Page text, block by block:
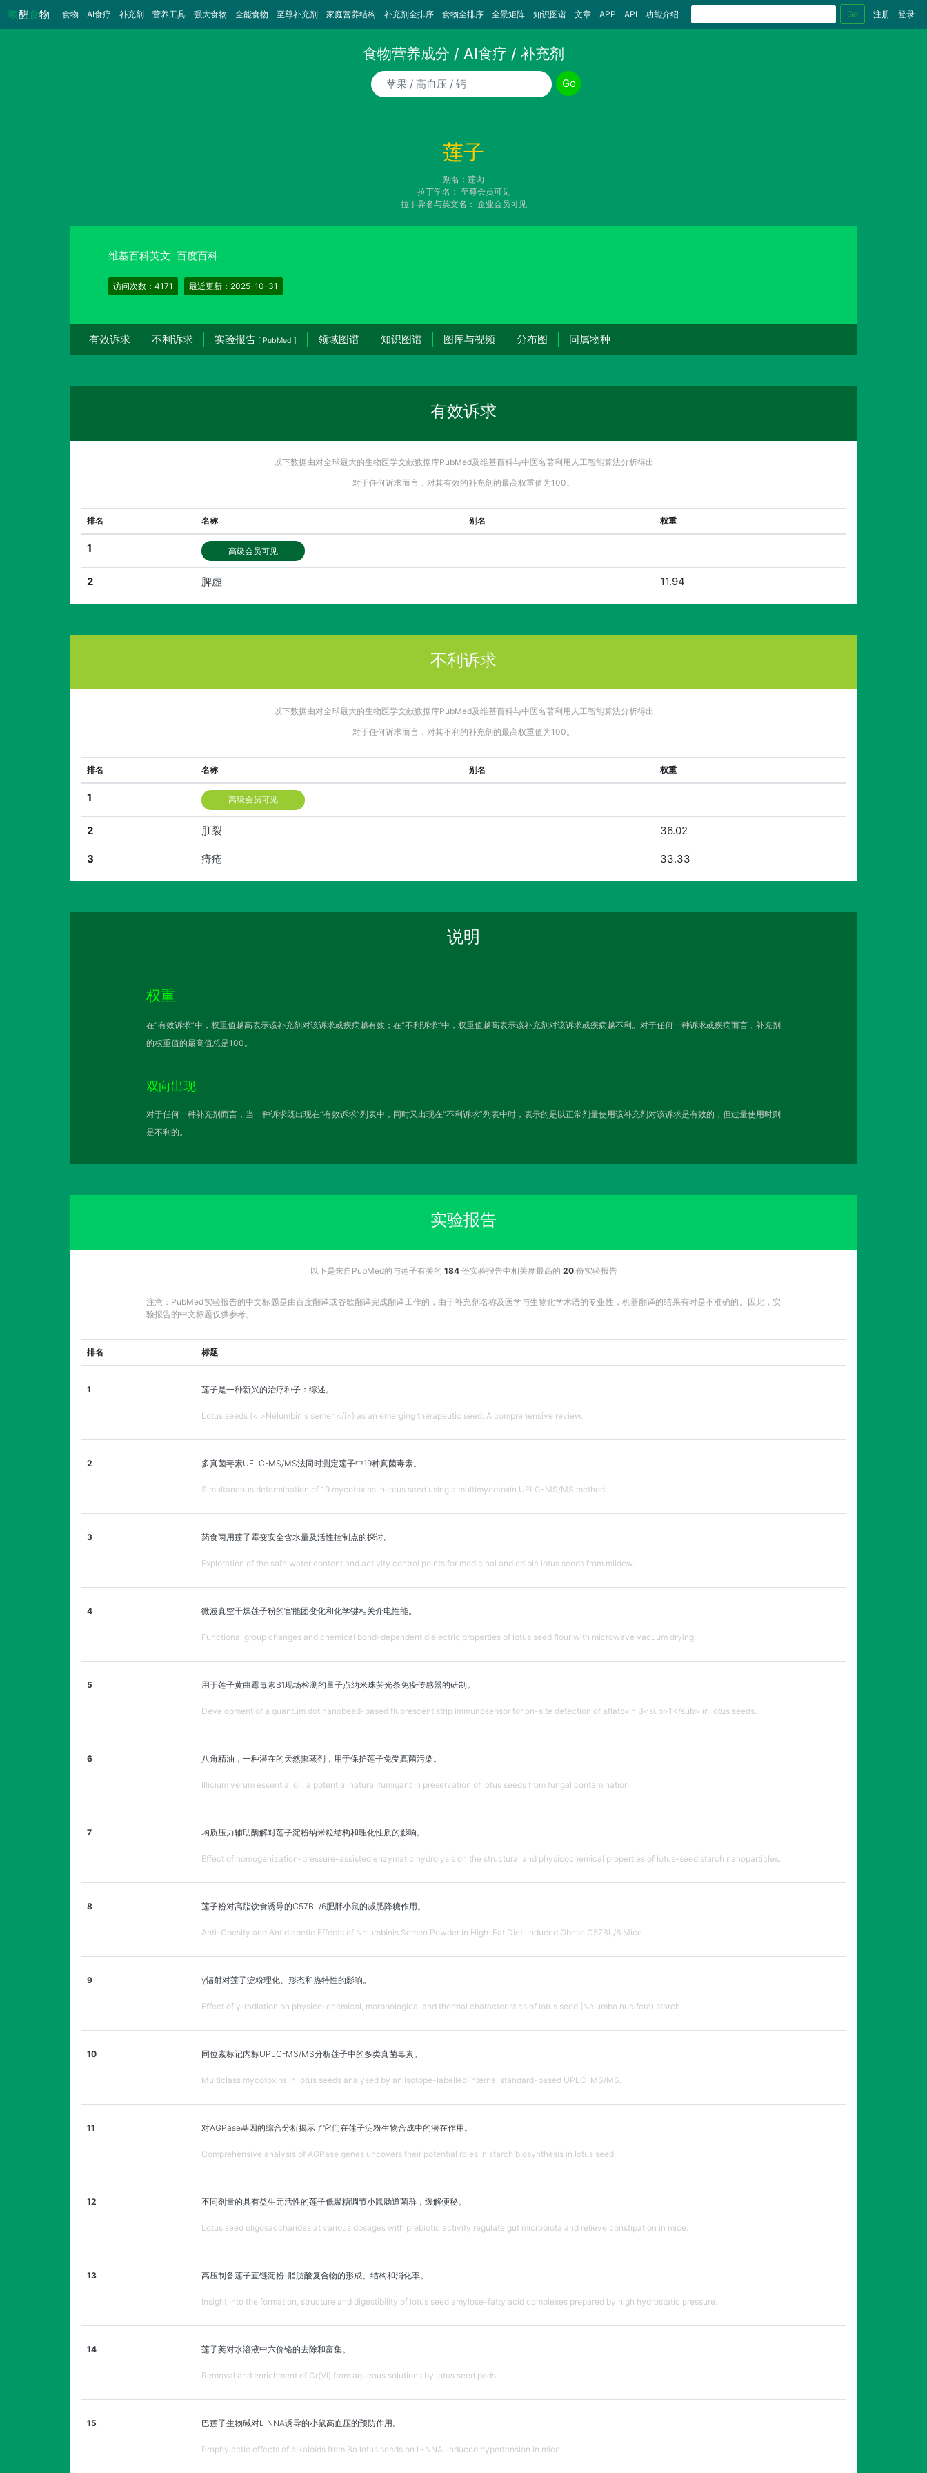
唤醒食物 食物 （当前）
AI食疗 补充剂 营养工具 强大食物 全能食物 至尊补充剂 家庭营养结构 补充剂全排序 食物全排序 全景矩阵 知识图谱 文章 APP API 功能介绍 Go 注册 登录
食物营养成分 / AI食疗 / 补充剂
食物/AI食疗诉求/补充剂名称
Go
莲子
别名：莲肉
拉丁学名： 至尊会员可见
拉丁异名与英文名： 企业会员可见
维基百科英文 百度百科
访问次数：4171 最近更新：2025-10-31
有效诉求 不利诉求 实验报告 [ PubMed ] 领域图谱 知识图谱 图库与视频 分布图 同属物种
有效诉求
以下数据由对全球最大的生物医学文献数据库PubMed及维基百科与中医名著利用人工智能算法分析得出
对于任何诉求而言，对其有效的补充剂的最高权重值为100。
排名 名称 别名 权重
1 高级会员可见
2 脾虚 11.94
不利诉求
以下数据由对全球最大的生物医学文献数据库PubMed及维基百科与中医名著利用人工智能算法分析得出
对于任何诉求而言，对其不利的补充剂的最高权重值为100。
排名 名称 别名 权重
1 高级会员可见
2 肛裂 36.02
3 痔疮 33.33
说明
权重
在“有效诉求”中，权重值越高表示该补充剂对该诉求或疾病越有效；在“不利诉求”中，权重值越高表示该补充剂对该诉求或疾病越不利。对于任何一种诉求或疾病而言，补充剂
的权重值的最高值总是100。
双向出现
对于任何一种补充剂而言，当一种诉求既出现在“有效诉求”列表中，同时又出现在“不利诉求”列表中时，表示的是以正常剂量使用该补充剂对该诉求是有效的，但过量使用时则
是不利的。
实验报告
以下是来自PubMed的与莲子有关的 184份实验报告中相关度最高的 20份实验报告
注意：PubMed实验报告的中文标题是由百度翻译或谷歌翻译完成翻译工作的，由于补充剂名称及医学与生物化学术语的专业性，机器翻译的结果有时是不准确的。因此，实
验报告的中文标题仅供参考。
排名 标题
1 莲子是一种新兴的治疗种子：综述。
Lotus seeds (<i>Nelumbinis semen</i>) as an emerging therapeutic seed: A comprehensive review.
2 多真菌毒素UFLC-MS/MS法同时测定莲子中19种真菌毒素。
Simultaneous determination of 19 mycotoxins in lotus seed using a multimycotoxin UFLC-MS/MS method.
3 药食两用莲子霉变安全含水量及活性控制点的探讨。
Exploration of the safe water content and activity control points for medicinal and edible lotus seeds from mildew.
4 微波真空干燥莲子粉的官能团变化和化学键相关介电性能。
Functional group changes and chemical bond-dependent dielectric properties of lotus seed flour with microwave vacuum drying.
5 用于莲子黄曲霉毒素B1现场检测的量子点纳米珠荧光条免疫传感器的研制。
Development of a quantum dot nanobead-based fluorescent strip immunosensor for on-site detection of aflatoxin B<sub>1</sub> in lotus seeds.
6 八角精油，一种潜在的天然熏蒸剂，用于保护莲子免受真菌污染。
Illicium verum essential oil, a potential natural fumigant in preservation of lotus seeds from fungal contamination.
7 均质压力辅助酶解对莲子淀粉纳米粒结构和理化性质的影响。
Effect of homogenization-pressure-assisted enzymatic hydrolysis on the structural and physicochemical properties of lotus-seed starch nanoparticles.
8 莲子粉对高脂饮食诱导的C57BL/6肥胖小鼠的减肥降糖作用。
Anti-Obesity and Antidiabetic Effects of Nelumbinis Semen Powder in High-Fat Diet-Induced Obese C57BL/6 Mice.
9 γ辐射对莲子淀粉理化、形态和热特性的影响。
Effect of γ-radiation on physico-chemical, morphological and thermal characteristics of lotus seed (Nelumbo nucifera) starch.
10 同位素标记内标UPLC-MS/MS分析莲子中的多类真菌毒素。
Multiclass mycotoxins in lotus seeds analysed by an isotope-labelled internal standard-based UPLC-MS/MS.
11 对AGPase基因的综合分析揭示了它们在莲子淀粉生物合成中的潜在作用。
Comprehensive analysis of AGPase genes uncovers their potential roles in starch biosynthesis in lotus seed.
12 不同剂量的具有益生元活性的莲子低聚糖调节小鼠肠道菌群，缓解便秘。
Lotus seed oligosaccharides at various dosages with prebiotic activity regulate gut microbiota and relieve constipation in mice.
13 高压制备莲子直链淀粉-脂肪酸复合物的形成、结构和消化率。
Insight into the formation, structure and digestibility of lotus seed amylose-fatty acid complexes prepared by high hydrostatic pressure.
14 莲子荚对水溶液中六价铬的去除和富集。
Removal and enrichment of Cr(VI) from aqueous solutions by lotus seed pods.
15 巴莲子生物碱对L-NNA诱导的小鼠高血压的预防作用。
Prophylactic effects of alkaloids from Ba lotus seeds on L-NNA-induced hypertension in mice.